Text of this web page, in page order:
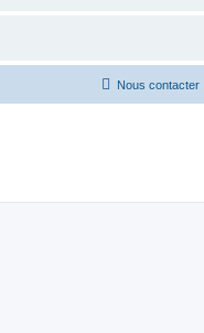
Nous contacter